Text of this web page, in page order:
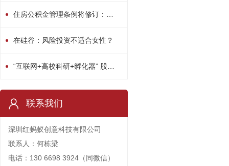
住房公积金管理条例将修订：用途或多元化
在硅谷：风险投资不适合女性？
“互联网+高校科研+孵化器” 股权众筹平台启动
联系我们
深圳红蚂蚁创意科技有限公司
联系人：何栋梁
电话：130 6698 3924（同微信）